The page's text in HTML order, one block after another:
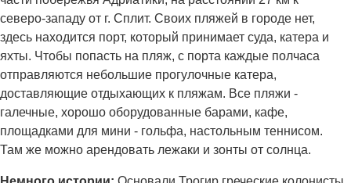
северо-западу от г. Сплит. Своих пляжей в городе нет,
здесь находится порт, который принимает суда, катера и
яхты. Чтобы попасть на пляж, с порта каждые полчаса
отправляются небольшие прогулочные катера,
доставляющие отдыхающих к пляжам. Все пляжи -
галечные, хорошо оборудованные барами, кафе,
площадками для мини - гольфа, настольным теннисом.
Там же можно арендовать лежаки и зонты от солнца.